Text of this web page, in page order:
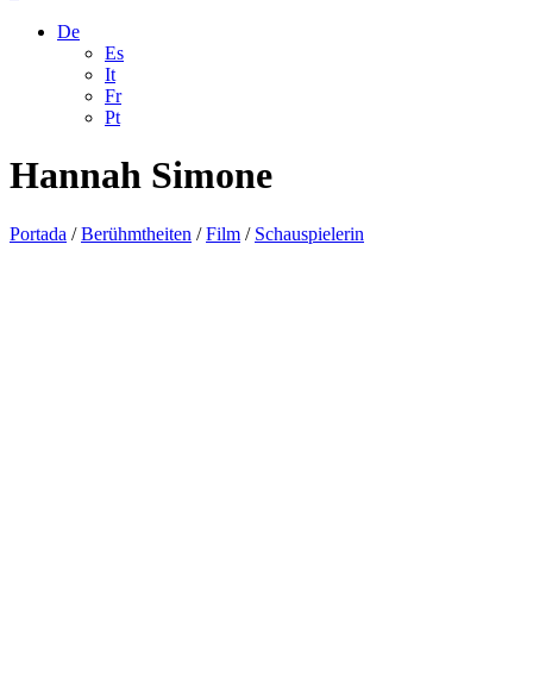
De
Es
It
Fr
Pt
Hannah Simone
Portada /Berühmtheiten /Film / Schauspielerin